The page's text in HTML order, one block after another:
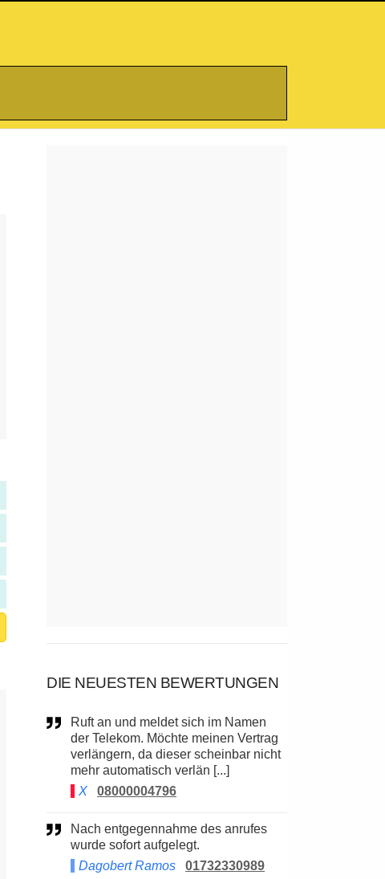
DIE NEUESTEN BEWERTUNGEN
Ruft an und meldet sich im Namen
der Telekom. Möchte meinen Vertrag
verlängern, da dieser scheinbar nicht
mehr automatisch verlän [...]
X
08000004796
Nach entgegennahme des anrufes
wurde sofort aufgelegt.
Dagobert Ramos
01732330989